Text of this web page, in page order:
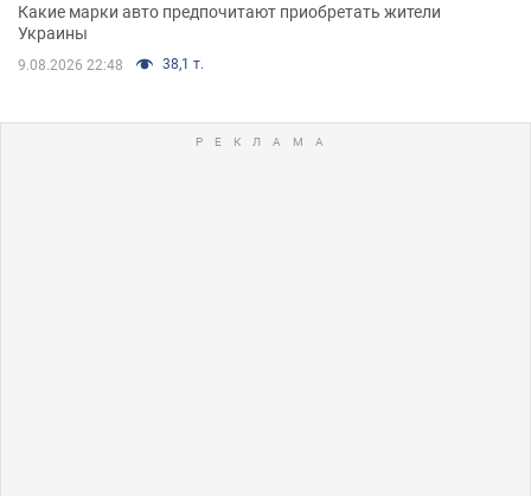
Какие марки авто предпочитают приобретать жители
Украины
9.08.2026 22:48 38,1 т.